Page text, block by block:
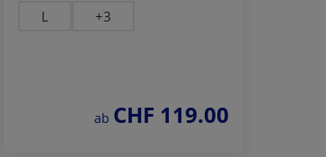
L +3
regulärer preis:
ab CHF 119.00